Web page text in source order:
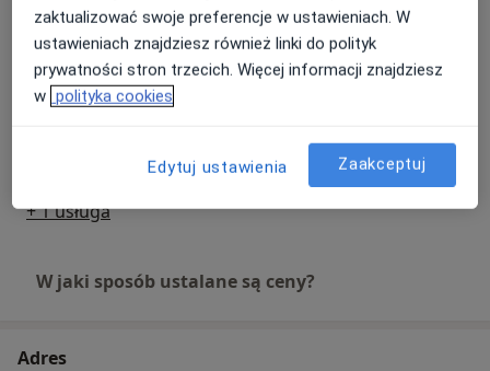
Konsultacja laryngologiczna + USG
szyi
Od 350 zł Szczegóły
Umów wizytę
Konsultacja laryngologiczna z
Szczegóły
Umów wizytę
+ 1 usługa
W jaki sposób ustalane są ceny?
Adres
zaktualizować swoje preferencje w ustawieniach. W
ustawieniach znajdziesz również linki do polityk
prywatności stron trzecich. Więcej informacji znajdziesz
w polityka cookies
Edytuj ustawienia Zaakceptuj